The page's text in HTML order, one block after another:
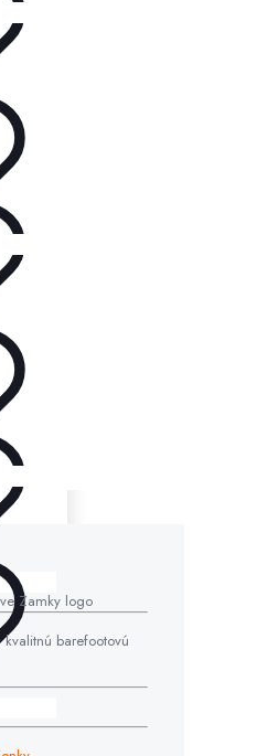
barefootovú